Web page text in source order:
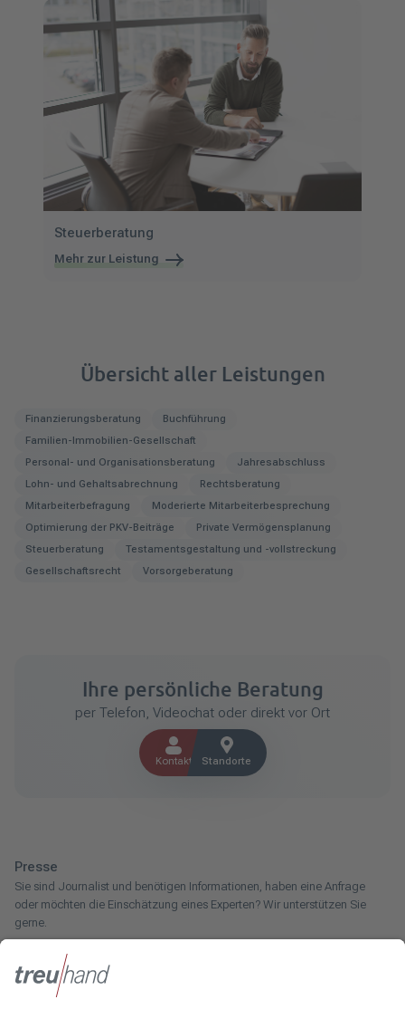
Steuerberatung
Mehr zur Leistung
Übersicht aller Leistungen
Finanzierungsberatung
Buchführung
Familien-Immobilien-Gesellschaft
Personal- und Organisationsberatung
Jahresabschluss
Lohn- und Gehaltsabrechnung
Rechtsberatung
Mitarbeiterbefragung
Moderierte Mitarbeiterbesprechung
Optimierung der PKV-Beiträge
Private Vermögensplanung
Steuerberatung
Testamentsgestaltung und -vollstreckung
Gesellschaftsrecht
Vorsorgeberatung
Ihre persönliche Beratung
per Telefon, Videochat oder direkt vor Ort
Kontakt Standorte
Presse
Sie sind Journalist und benötigen Informationen, haben eine Anfrage
oder möchten die Einschätzung eines Experten? Wir unterstützen Sie
gerne.
Innotax